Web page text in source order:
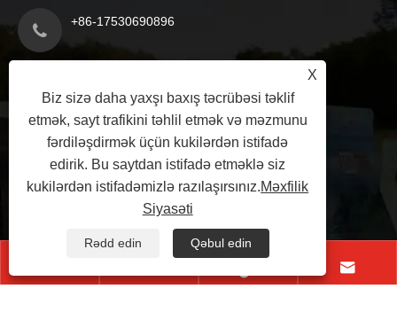
+86-17530690896
Xihuan yolunun şərqi, Sənaye
Aqlomerasiyası Bölgəsi, Sheqi
County, Nanyang City, Henan
Copyright © 2025 Nanyang Jinde Packaging Co., LTD Bütün

X
Biz sizə daha yaxşı baxış təcrübəsi təklif
etmək, sayt trafikini təhlil etmək və məzmunu
fərdiləşdirmək üçün kukilərdən istifadə
edirik. Bu saytdan istifadə etməklə siz
kukilərdən istifadəmizlə razılaşırsınız.Məxfilik
Siyasəti
Rədd edin Qəbul edin